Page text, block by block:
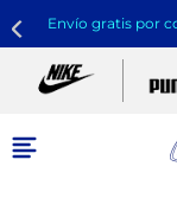
Envío gratis por